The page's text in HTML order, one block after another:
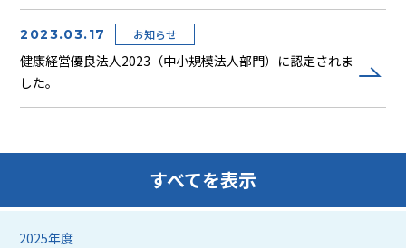
2023.03.17 お知らせ
健康経営優良法人2023（中小規模法人部門）に認定されま
した。
すべてを表示
2025年度